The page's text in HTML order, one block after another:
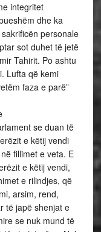
integritet
dhe ka
personale
sot duhet të jetë
Tahirit. Po ashtu
Lufta që kemi
faza e parë”
se duan të
e këtij vendi
fillimet e veta. E
e këtij vendi,
e rilindjes, që
arsim, rend,
të japë shenjat e
se nuk mund të